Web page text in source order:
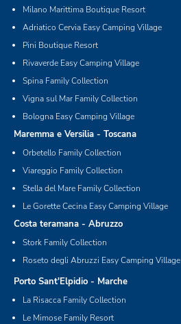
Milano Marittima Boutique Resort
Adriatico Cervia Easy Camping Village
Pini Boutique Resort
Rivaverde Easy Camping Village
Spina Family Collection
Vigna sul Mar Family Collection
Bologna Easy Camping Village
Maremma e Versilia - Toscana
Orbetello Family Collection
Viareggio Family Collection
Stella del Mare Family Collection
Le Gorette Cecina Easy Camping Village
Costa teramana - Abruzzo
Stork Family Collection
Roseto degli Abruzzi Easy Camping Village
Porto Sant'Elpidio - Marche
La Risacca Family Collection
Le Mimose Family Resort